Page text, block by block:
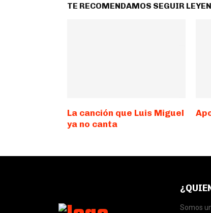
TE RECOMENDAMOS SEGUIR
La canción que Luis Miguel
ya no canta
Somos